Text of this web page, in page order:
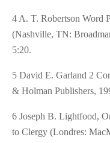
4 A. T. Robertson Word
(Nashville, TN:
5:20.
5 David E. Garland 2
& Holman Publishers,
6 Joseph B. Lightfood,
to Clergy (Londres: